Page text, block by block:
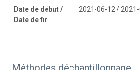
Date de début /
Date de fin
2021-06-12 /
Méthodes déchantillonnage